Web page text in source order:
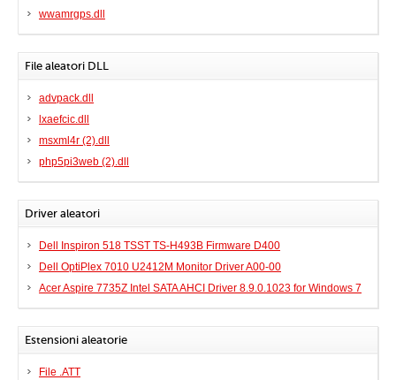
wwamrgps.dll
File aleatori DLL
advpack.dll
lxaefcic.dll
msxml4r (2).dll
php5pi3web (2).dll
Driver aleatori
Dell Inspiron 518 TSST TS-H493B Firmware D400
Dell OptiPlex 7010 U2412M Monitor Driver A00-00
Acer Aspire 7735Z Intel SATA AHCI Driver 8.9.0.1023 for Windows 7
Estensioni aleatorie
File .ATT